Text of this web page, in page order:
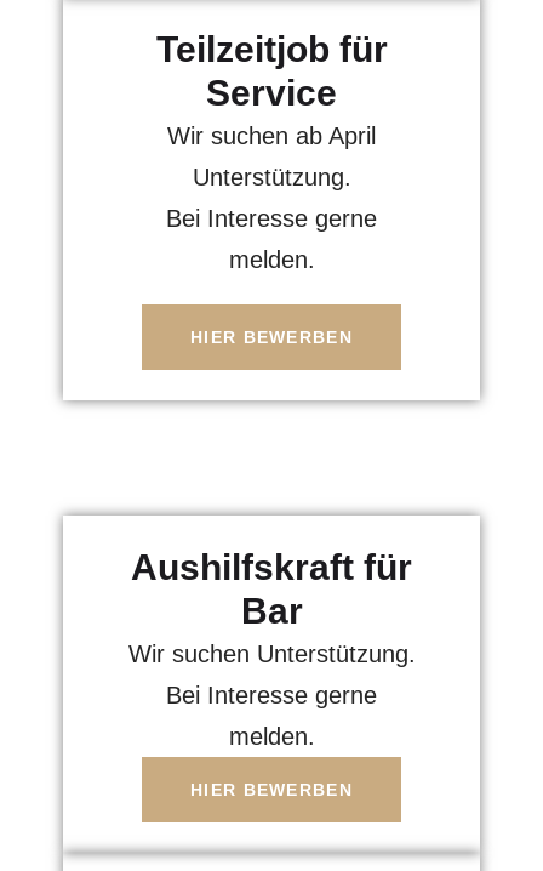
Teilzeitjob für
Service
Wir suchen ab April
Unterstützung.
Bei Interesse gerne
melden.
HIER BEWERBEN
Aushilfskraft für
Bar
Wir suchen Unterstützung.
Bei Interesse gerne
melden.
HIER BEWERBEN